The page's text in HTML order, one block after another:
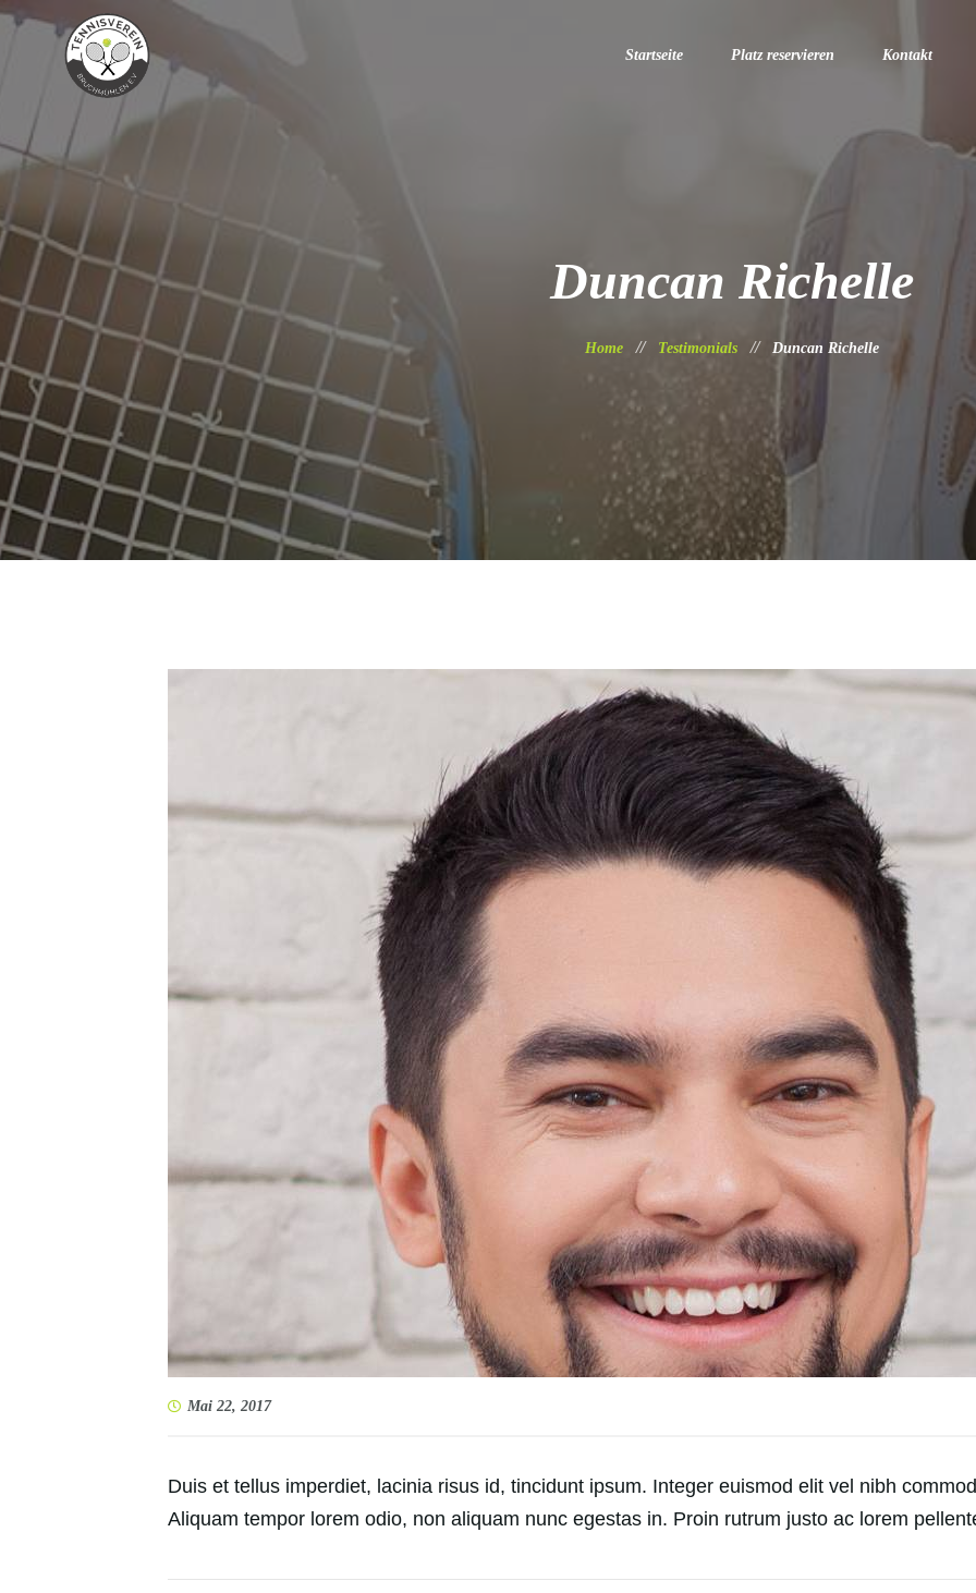
Startseite Platz reservieren Kontakt
Duncan Richelle
Home Testimonials Duncan Richelle
Mai 22, 2017
Duis et tellus imperdiet, lacinia risus id, tincidunt ipsum. Integer euismod elit vel nibh
Aliquam tempor lorem odio, non aliquam nunc egestas in. Proin rutrum justo ac lorem